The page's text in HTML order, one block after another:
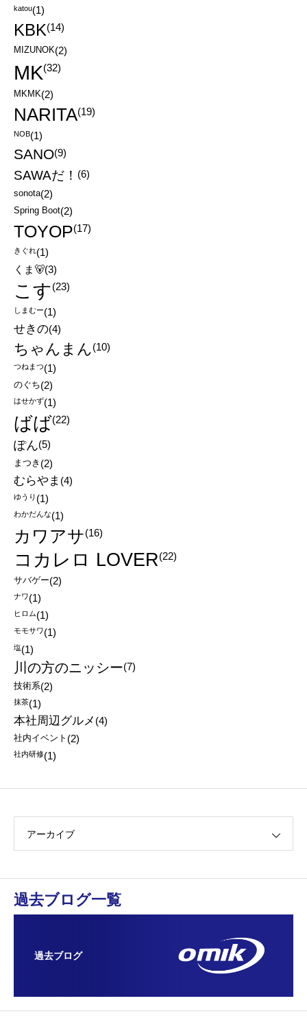
katou(1)
KBK(14)
MIZUNOK(2)
MK(32)
MKMK(2)
NARITA(19)
NOB(1)
SANO(9)
SAWAだ！ (6)
sonota(2)
Spring Boot(2)
TOYOP(17)
きぐれ(1)
くま🐻(3)
こす(23)
しまむー(1)
せきの(4)
ちゃんまん(10)
つねまつ(1)
のぐち(2)
はせかず(1)
ばば(22)
ぽん(5)
まつき (2)
むらやま (4)
ゆうり (1)
わかだんな(1)
カワアサ(16)
コカレロ LOVER(22)
サバゲー(2)
ナワ(1)
ヒロム(1)
モモサワ(1)
塩(1)
川の方のニッシー(7)
技術系(2)
抹茶(1)
本社周辺グルメ (4)
社内イベント (2)
社内研修(1)
アーカイブ
過去ブログ一覧
過去ブログ